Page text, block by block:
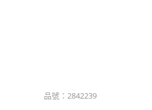
品號： 2842239